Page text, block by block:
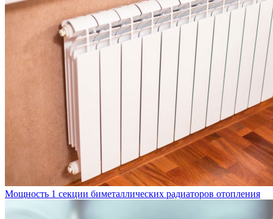
Мощность 1 секции биметаллических радиаторов отопления